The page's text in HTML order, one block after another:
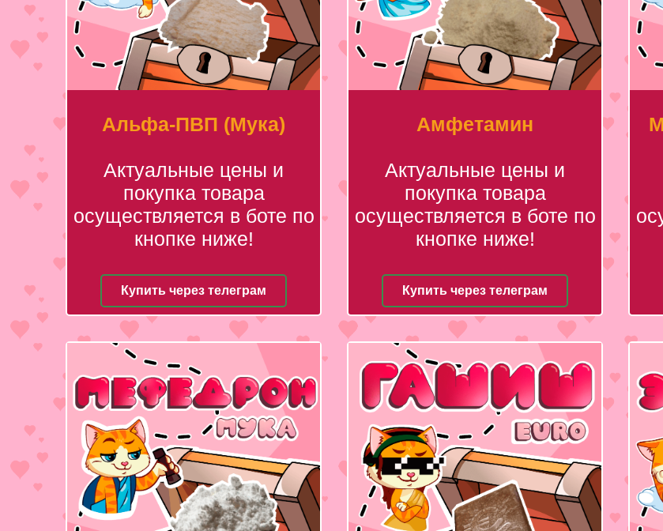
Альфа-ПВП (Мука)
Актуальные цены и
покупка товара
осуществляется в боте по
кнопке ниже!
Купить через телеграм
Амфетамин
Актуальные цены и
покупка товара
осуществляется в боте по
кнопке ниже!
Купить через телеграм